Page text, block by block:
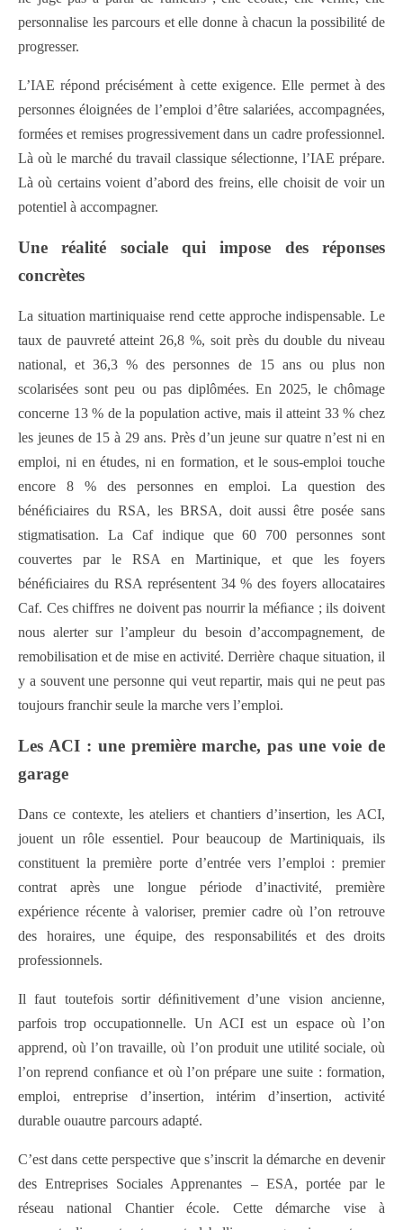
personnalise les parcours et elle donne à chacun la possibilité de
progresser.
L’IAE répond précisément à cette exigence. Elle permet à des
personnes éloignées de l’emploi d’être salariées, accompagnées,
formées et remises progressivement dans un cadre professionnel.
Là où le marché du travail classique sélectionne, l’IAE prépare.
Là où certains voient d’abord des freins, elle choisit de voir un
potentiel à accompagner.
Une réalité sociale qui impose des réponses
concrètes
La situation martiniquaise rend cette approche indispensable. Le
taux de pauvreté atteint 26,8 %, soit près du double du niveau
national, et 36,3 % des personnes de 15 ans ou plus non
scolarisées sont peu ou pas diplômées. En 2025, le chômage
concerne 13 % de la population active, mais il atteint 33 % chez
les jeunes de 15 à 29 ans. Près d’un jeune sur quatre n’est ni en
emploi, ni en études, ni en formation, et le sous-emploi touche
encore 8 % des personnes en emploi. La question des
bénéﬁciaires du RSA, les BRSA, doit aussi être posée sans
stigmatisation. La Caf indique que 60 700 personnes sont
couvertes par le RSA en Martinique, et que les foyers
bénéﬁciaires du RSA représentent 34 % des foyers allocataires
Caf. Ces chiffres ne doivent pas nourrir la méﬁance ; ils doivent
nous alerter sur l’ampleur du besoin d’accompagnement, de
remobilisation et de mise en activité. Derrière chaque situation, il
y a souvent une personne qui veut repartir, mais qui ne peut pas
toujours franchir seule la marche vers l’emploi.
Les ACI : une première marche, pas une voie de
garage
Dans ce contexte, les ateliers et chantiers d’insertion, les ACI,
jouent un rôle essentiel. Pour beaucoup de Martiniquais, ils
constituent la première porte d’entrée vers l’emploi : premier
contrat après une longue période d’inactivité, première
expérience récente à valoriser, premier cadre où l’on retrouve
des horaires, une équipe, des responsabilités et des droits
professionnels.
Il faut toutefois sortir déﬁnitivement d’une vision ancienne,
parfois trop occupationnelle. Un ACI est un espace où l’on
apprend, où l’on travaille, où l’on produit une utilité sociale, où
l’on reprend conﬁance et où l’on prépare une suite : formation,
emploi, entreprise d’insertion, intérim d’insertion, activité
durable ouautre parcours adapté.
C’est dans cette perspective que s’inscrit la démarche en devenir
des Entreprises Sociales Apprenantes – ESA, portée par le
réseau national Chantier école. Cette démarche vise à